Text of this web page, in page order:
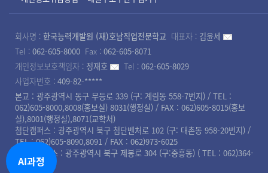
회사명 : 한국능력개발원 (재)호남직업전문학교 대표자 : 김윤세
Tel : 062-605-8000 Fax : 062-605-8071
개인정보보호책임자 : 정재호 Tel : 062-605-8029
사업자번호 : 409-82-*****
본교 : 광주광역시 동구 무등로 339 (구: 계림동 558-7번지) / TEL :
062)605-8000,8008(홍보실) 8031(행정실) / FAX : 062)605-8015(홍보
실),8001(행정실),8071(교학처)
첨단캠퍼스 : 광주광역시 북구 첨단벤처로 102 (구: 대촌동 958-20번지) /
TEL : 062)605-8090,8091 / FAX : 062)973-6025
북광주캠퍼스 : 광주광역시 북구 제봉로 304 (구:중흥동) ( TEL : 062)364-
8008 )
AI과정